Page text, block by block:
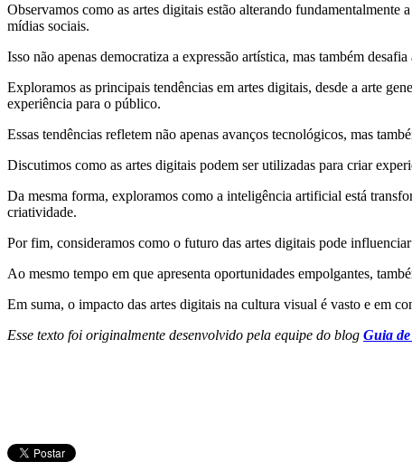
Observamos como as artes digitais estão alterando
mídias sociais.
Isso não apenas democratiza a expressão artística, mas também
Exploramos as principais tendências em artes digitais, desde a arte
experiência para o público.
Essas tendências refletem não apenas avanços tecnológicos, mas
Discutimos como as artes digitais podem ser utilizadas para criar
Da mesma forma, exploramos como a inteligência artificial está
criatividade.
Por fim, consideramos como o futuro das artes digitais pode
Ao mesmo tempo em que apresenta oportunidades empolgantes,
Em suma, o impacto das artes digitais na cultura visual é vasto e em
Esse texto foi originalmente desenvolvido pela equipe do blog Guia